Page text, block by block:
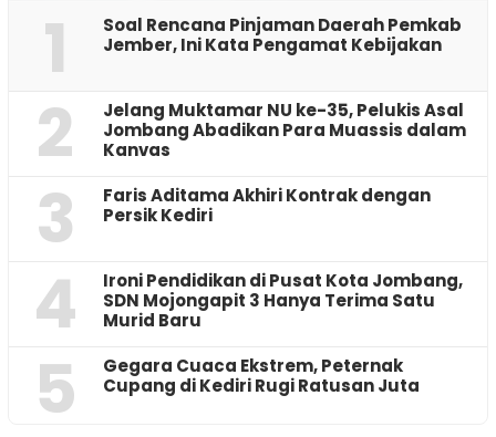
1
‎Soal Rencana Pinjaman Daerah Pemkab
Jember, Ini Kata Pengamat Kebijakan ‎
2
Jelang Muktamar NU ke-35, Pelukis Asal
Jombang Abadikan Para Muassis dalam
Kanvas
3
Faris Aditama Akhiri Kontrak dengan
Persik Kediri
4
Ironi Pendidikan di Pusat Kota Jombang,
SDN Mojongapit 3 Hanya Terima Satu
Murid Baru
5
‎Gegara Cuaca Ekstrem, Peternak
Cupang di Kediri Rugi Ratusan Juta